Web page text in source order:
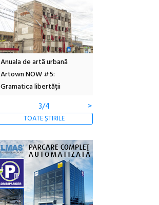
Anuala de artă urbană
Artown NOW #5:
Gramatica libertății
3/4 >
TOATE ȘTIRILE